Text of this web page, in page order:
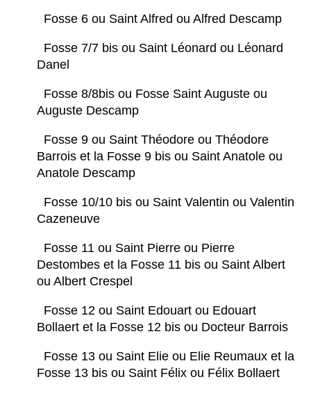
Fosse 6 ou Saint Alfred ou Alfred Descamp
Fosse 7/7 bis ou Saint Léonard ou Léonard
Danel
Fosse 8/8bis ou Fosse Saint Auguste ou
Auguste Descamp
Fosse 9 ou Saint Théodore ou Théodore
Barrois et la Fosse 9 bis ou Saint Anatole ou
Anatole Descamp
Fosse 10/10 bis ou Saint Valentin ou Valentin
Cazeneuve
Fosse 11 ou Saint Pierre ou Pierre
Destombes et la Fosse 11 bis ou Saint Albert
ou Albert Crespel
Fosse 12 ou Saint Edouart ou Edouart
Bollaert et la Fosse 12 bis ou Docteur Barrois
Fosse 13 ou Saint Elie ou Elie Reumaux et la
Fosse 13 bis ou Saint Félix ou Félix Bollaert